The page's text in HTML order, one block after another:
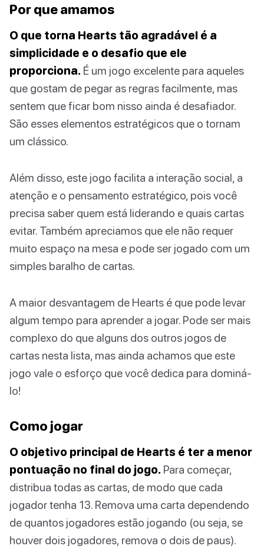
Por que amamos
O que torna Hearts tão agradável é a
simplicidade e o desafio que ele
proporciona. É um jogo excelente para aqueles
que gostam de pegar as regras facilmente, mas
sentem que ficar bom nisso ainda é desafiador.
São esses elementos estratégicos que o tornam
um clássico.
Além disso, este jogo facilita a interação social, a
atenção e o pensamento estratégico, pois você
precisa saber quem está liderando e quais cartas
evitar. Também apreciamos que ele não requer
muito espaço na mesa e pode ser jogado com um
simples baralho de cartas.
A maior desvantagem de Hearts é que pode levar
algum tempo para aprender a jogar. Pode ser mais
complexo do que alguns dos outros jogos de
cartas nesta lista, mas ainda achamos que este
jogo vale o esforço que você dedica para dominá-
lo!
Como jogar
O objetivo principal de Hearts é ter a menor
pontuação no final do jogo. Para começar,
distribua todas as cartas, de modo que cada
jogador tenha 13. Remova uma carta dependendo
de quantos jogadores estão jogando (ou seja, se
houver dois jogadores, remova o dois de paus).